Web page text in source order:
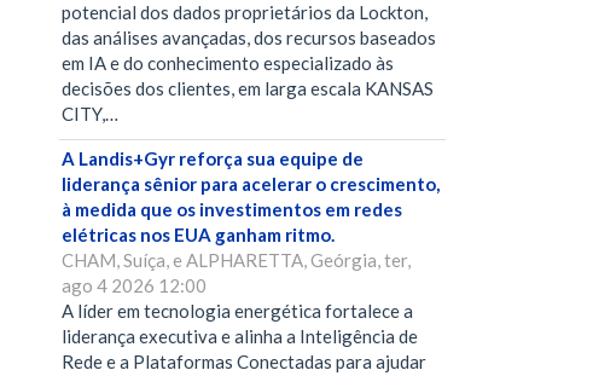
potencial dos dados proprietários da Lockton,
das análises avançadas, dos recursos baseados
em IA e do conhecimento especializado às
decisões dos clientes, em larga escala KANSAS
CITY,…
A Landis+Gyr reforça sua equipe de
liderança sênior para acelerar o crescimento,
à medida que os investimentos em redes
elétricas nos EUA ganham ritmo.
CHAM, Suíça, e ALPHARETTA, Geórgia, ter,
ago 4 2026 12:00
A líder em tecnologia energética fortalece a
liderança executiva e alinha a Inteligência de
Rede e a Plataformas Conectadas para ajudar